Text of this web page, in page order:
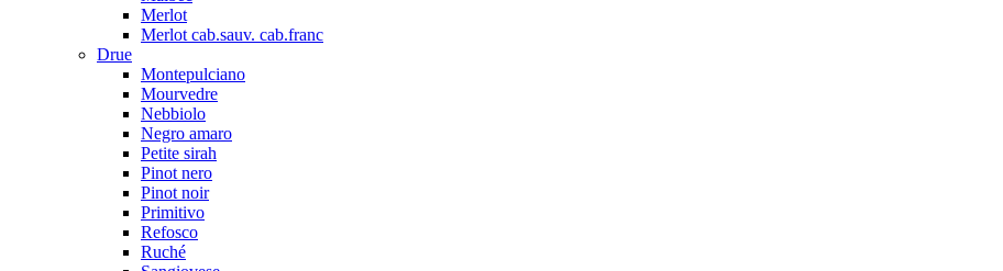
Merlot
Merlot cab.sauv. cab.franc
Drue
Montepulciano
Mourvedre
Nebbiolo
Negro amaro
Petite sirah
Pinot nero
Pinot noir
Primitivo
Refosco
Ruché